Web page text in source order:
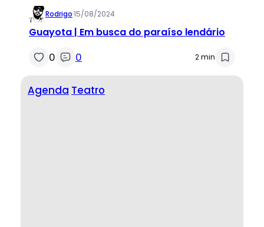
Rodrigo·15/08/2024
Guayota | Em busca do paraíso lendário
0 0 2 min
Agenda Teatro